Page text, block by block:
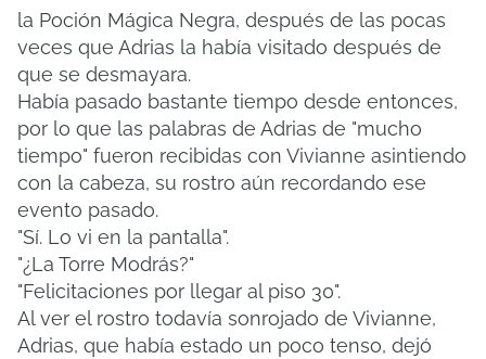
la Poción Mágica Negra, después de las pocas
veces que Adrias la había visitado después de
que se desmayara.
Había pasado bastante tiempo desde entonces,
por lo que las palabras de Adrias de "mucho
tiempo" fueron recibidas con Vivianne asintiendo
con la cabeza, su rostro aún recordando ese
evento pasado.
"Sí. Lo vi en la pantalla".
"¿La Torre Modrás?"
"Felicitaciones por llegar al piso 30".
Al ver el rostro todavía sonrojado de Vivianne,
Adrias, que había estado un poco tenso, dejó